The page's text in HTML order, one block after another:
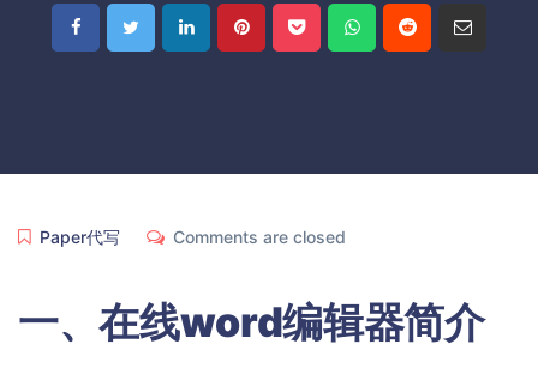
Paper代写 Comments are closed
一、在线word编辑器简介